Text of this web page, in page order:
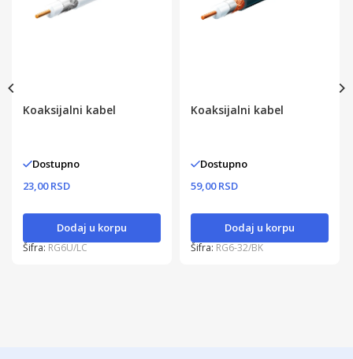
Koaksijalni kabel
Dostupno
23,00 RSD
Dodaj u korpu
Šifra: RG6U/LC
Koaksijalni kabel
Dostupno
59,00 RSD
Dodaj u korpu
Šifra: RG6-32/BK